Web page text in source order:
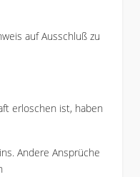
auf Ausschluß zu
erloschen ist, haben
Andere Ansprüche